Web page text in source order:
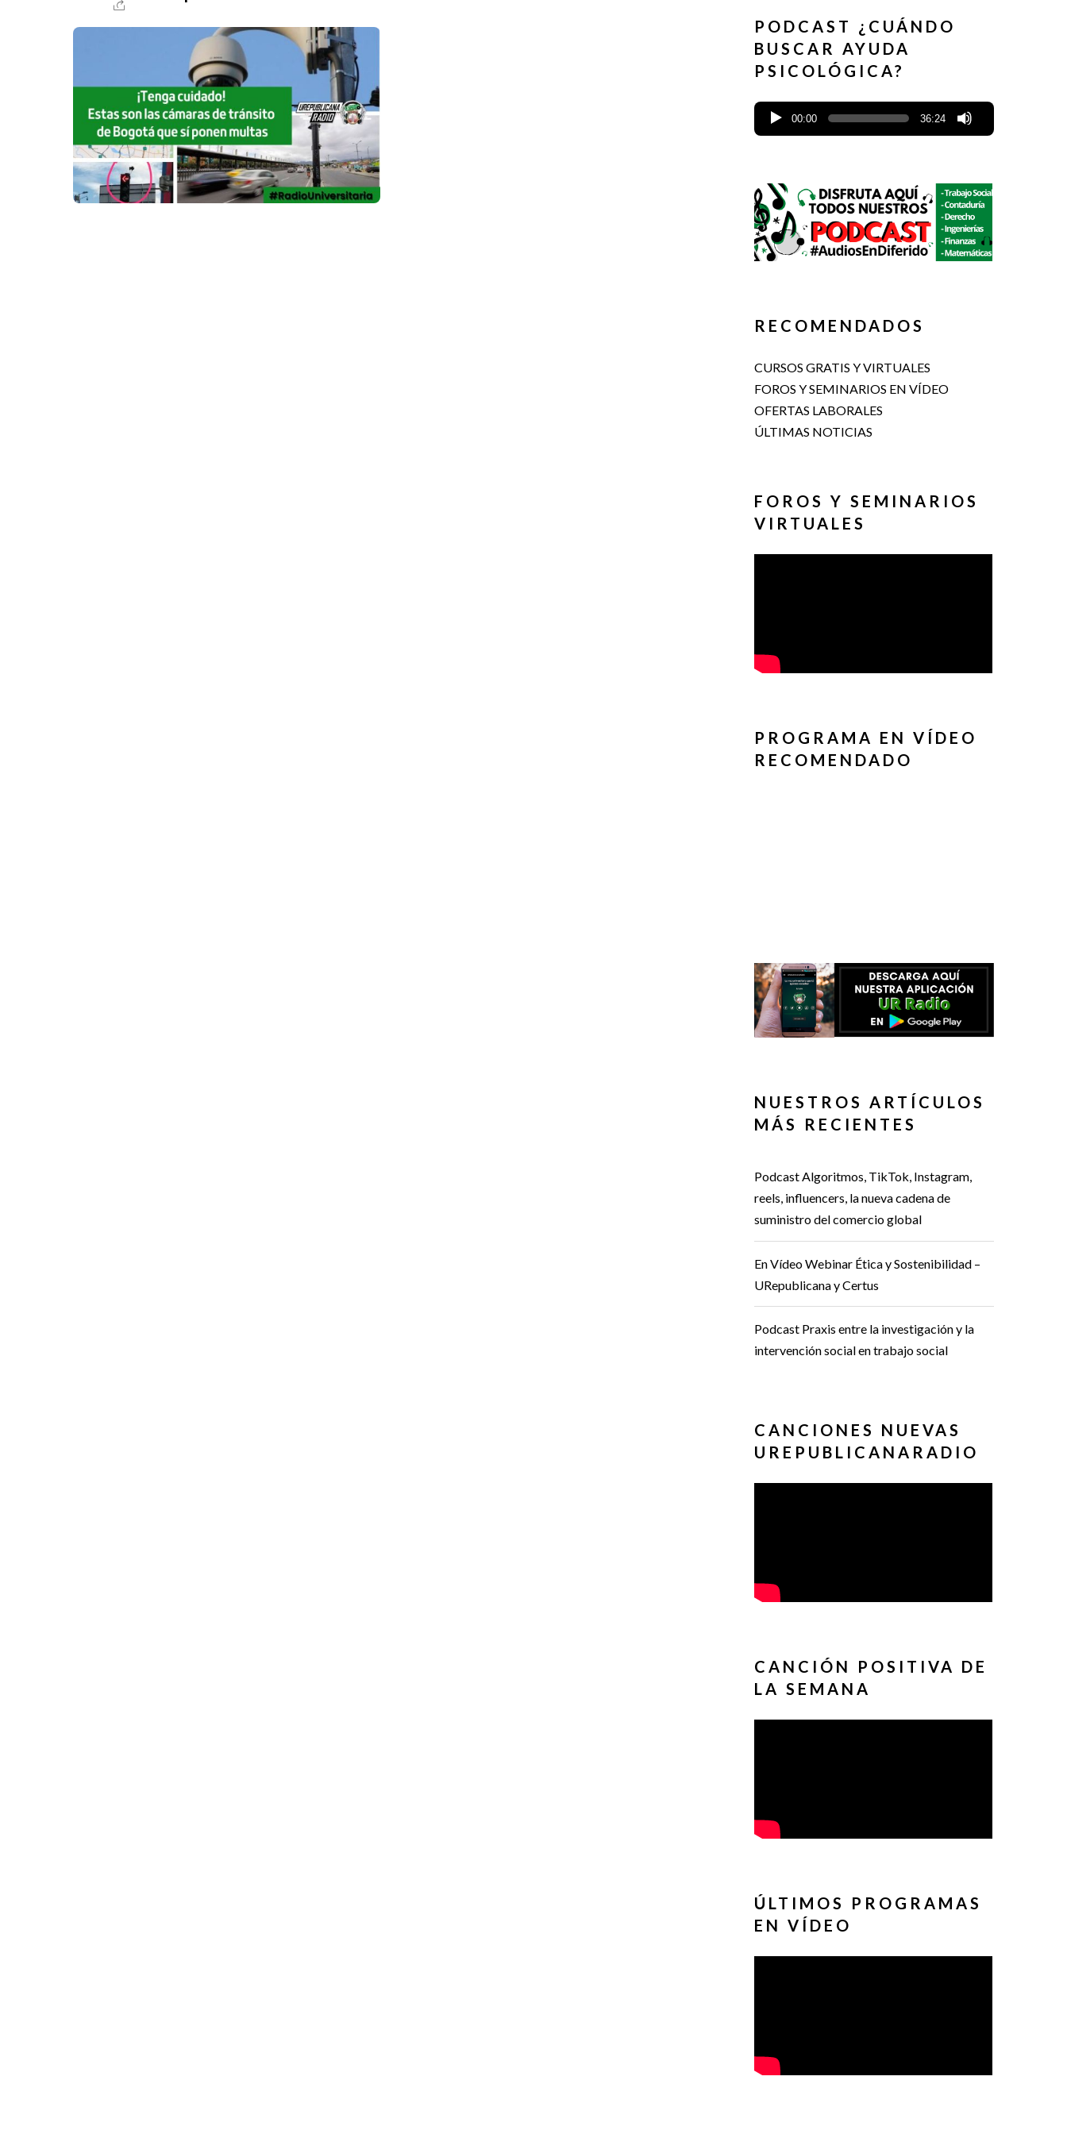
PODCAST ¿CUÁNDO
BUSCAR AYUDA
PSICOLÓGICA?
00:00 36:24
RECOMENDADOS
CURSOS GRATIS Y VIRTUALES
FOROS Y SEMINARIOS EN VÍDEO
OFERTAS LABORALES
ÚLTIMAS NOTICIAS
FOROS Y SEMINARIOS
VIRTUALES
PROGRAMA EN VÍDEO
RECOMENDADO
NUESTROS ARTÍCULOS
MÁS RECIENTES
Podcast Algoritmos, TikTok, Instagram,
reels, influencers, la nueva cadena de
suministro del comercio global
En Vídeo Webinar Ética y Sostenibilidad –
URepublicana y Certus
Podcast Praxis entre la investigación y la
intervención social en trabajo social
CANCIONES NUEVAS
UREPUBLICANARADIO
CANCIÓN POSITIVA DE
LA SEMANA
ÚLTIMOS PROGRAMAS
EN VÍDEO